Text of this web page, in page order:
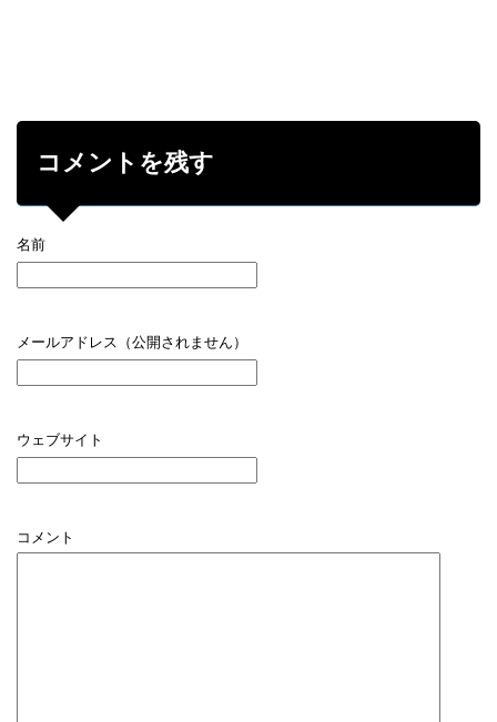
コメントを残す
名前
メールアドレス（公開されません）
ウェブサイト
コメント